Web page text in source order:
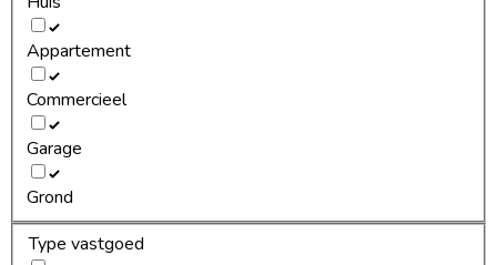
Appartement
Commercieel
Garage
Grond
Type vastgoed